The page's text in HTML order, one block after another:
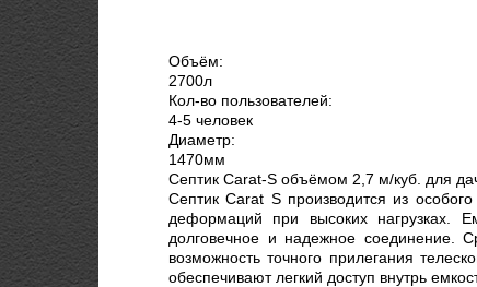
Объём:
2700л
Кол-во пользователей:
4-5 человек
Диаметр:
1470мм
Септик Carat-S объёмом 2,7 м/куб. для
Септик Carat S производится из
деформаций при высоких нагрузках.
долговечное и надежное соединение.
возможность точного прилегания
обеспечивают легкий доступ внутрь